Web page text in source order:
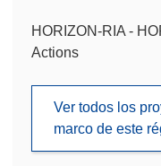
HORIZON-RIA -
Actions
Ver todos los
marco de este